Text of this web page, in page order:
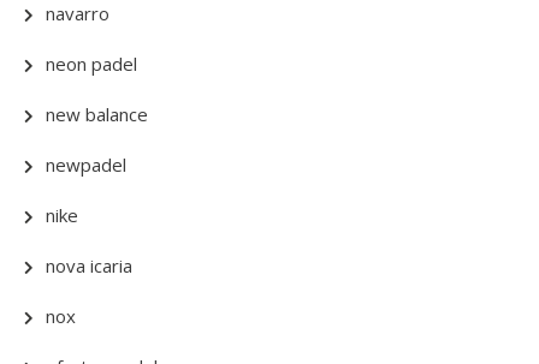
navarro
neon padel
new balance
newpadel
nike
nova icaria
nox